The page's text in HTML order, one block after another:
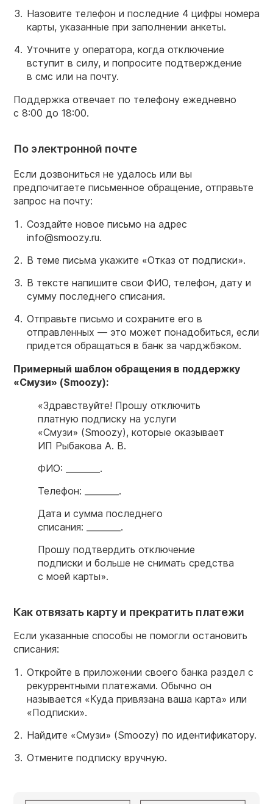
Назовите телефон и последние 4 цифры номера
карты, указанные при заполнении анкеты.
Уточните у оператора, когда отключение
вступит в силу, и попросите подтверждение
в смс или на почту.
Поддержка отвечает по телефону ежедневно
с 8:00 до 18:00.
По электронной почте
Если дозвониться не удалось или вы
предпочитаете письменное обращение, отправьте
запрос на почту:
Создайте новое письмо на адрес
info@smoozy.ru.
В теме письма укажите «Отказ от подписки».
В тексте напишите свои ФИО, телефон, дату и
сумму последнего списания.
Отправьте письмо и сохраните его в
отправленных — это может понадобиться, если
придется обращаться в банк за чарджбэком.
Примерный шаблон обращения в поддержку
«Смузи» (Smoozy):
«Здравствуйте! Прошу отключить
платную подписку на услуги
«Смузи» (Smoozy), которые оказывает
ИП Рыбакова А. В.
ФИО: ________.
Телефон: ________.
Дата и сумма последнего
списания: ________.
Прошу подтвердить отключение
подписки и больше не снимать средства
с моей карты».
Как отвязать карту и прекратить платежи
Если указанные способы не помогли остановить
списания:
Откройте в приложении своего банка раздел с
рекуррентными платежами. Обычно он
называется «Куда привязана ваша карта» или
«Подписки».
Найдите «Смузи» (Smoozy) по идентификатору.
Отмените подписку вручную.